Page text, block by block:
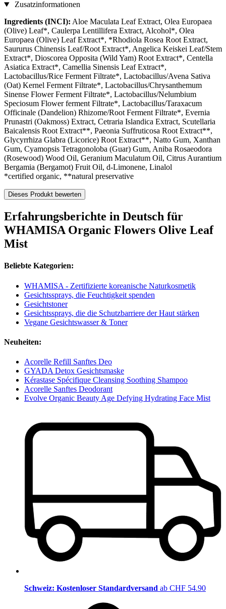
Zusatzinformationen
Ingredients (INCI): Aloe Maculata Leaf Extract, Olea Europaea
(Olive) Leaf*, Caulerpa Lentillifera Extract, Alcohol*, Olea
Europaea (Olive) Leaf Extract*, *Rhodiola Rosea Root Extract,
Saururus Chinensis Leaf/Root Extract*, Angelica Keiskei Leaf/Stem
Extract*, Dioscorea Opposita (Wild Yam) Root Extract*, Centella
Asiatica Extract*, Camellia Sinensis Leaf Extract*,
Lactobacillus/Rice Ferment Filtrate*, Lactobacillus/Avena Sativa
(Oat) Kernel Ferment Filtrate*, Lactobacillus/Chrysanthemum
Sinense Flower Ferment Filtrate*, Lactobacillus/Nelumbium
Speciosum Flower ferment Filtrate*, Lactobacillus/Taraxacum
Officinale (Dandelion) Rhizome/Root Ferment Filtrate*, Evernia
Prunastri (Oakmoss) Extract, Cetraria Islandica Extract, Scutellaria
Baicalensis Root Extract**, Paeonia Suffruticosa Root Extract**,
Glycyrrhiza Glabra (Licorice) Root Extract**, Natto Gum, Xanthan
Gum, Cyamopsis Tetragonoloba (Guar) Gum, Aniba Rosaeodora
(Rosewood) Wood Oil, Geranium Maculatum Oil, Citrus Aurantium
Bergamia (Bergamot) Fruit Oil, d-Limonene, Linalol
*certified organic, **natural preservative
Dieses Produkt bewerten
Erfahrungsberichte in Deutsch für
WHAMISA Organic Flowers Olive Leaf
Mist
Beliebte Kategorien:
WHAMISA - Zertifizierte koreanische Naturkosmetik
Gesichtssprays, die Feuchtigkeit spenden
Gesichtstoner
Gesichtssprays, die die Schutzbarriere der Haut stärken
Vegane Gesichtswasser & Toner
Neuheiten:
Acorelle Refill Sanftes Deo
GYADA Detox Gesichtsmaske
Kérastase Spécifique Cleansing Soothing Shampoo
Acorelle Sanftes Deodorant
Evolve Organic Beauty Age Defying Hydrating Face Mist
Schweiz: Kostenloser Standardversand ab CHF 54.90